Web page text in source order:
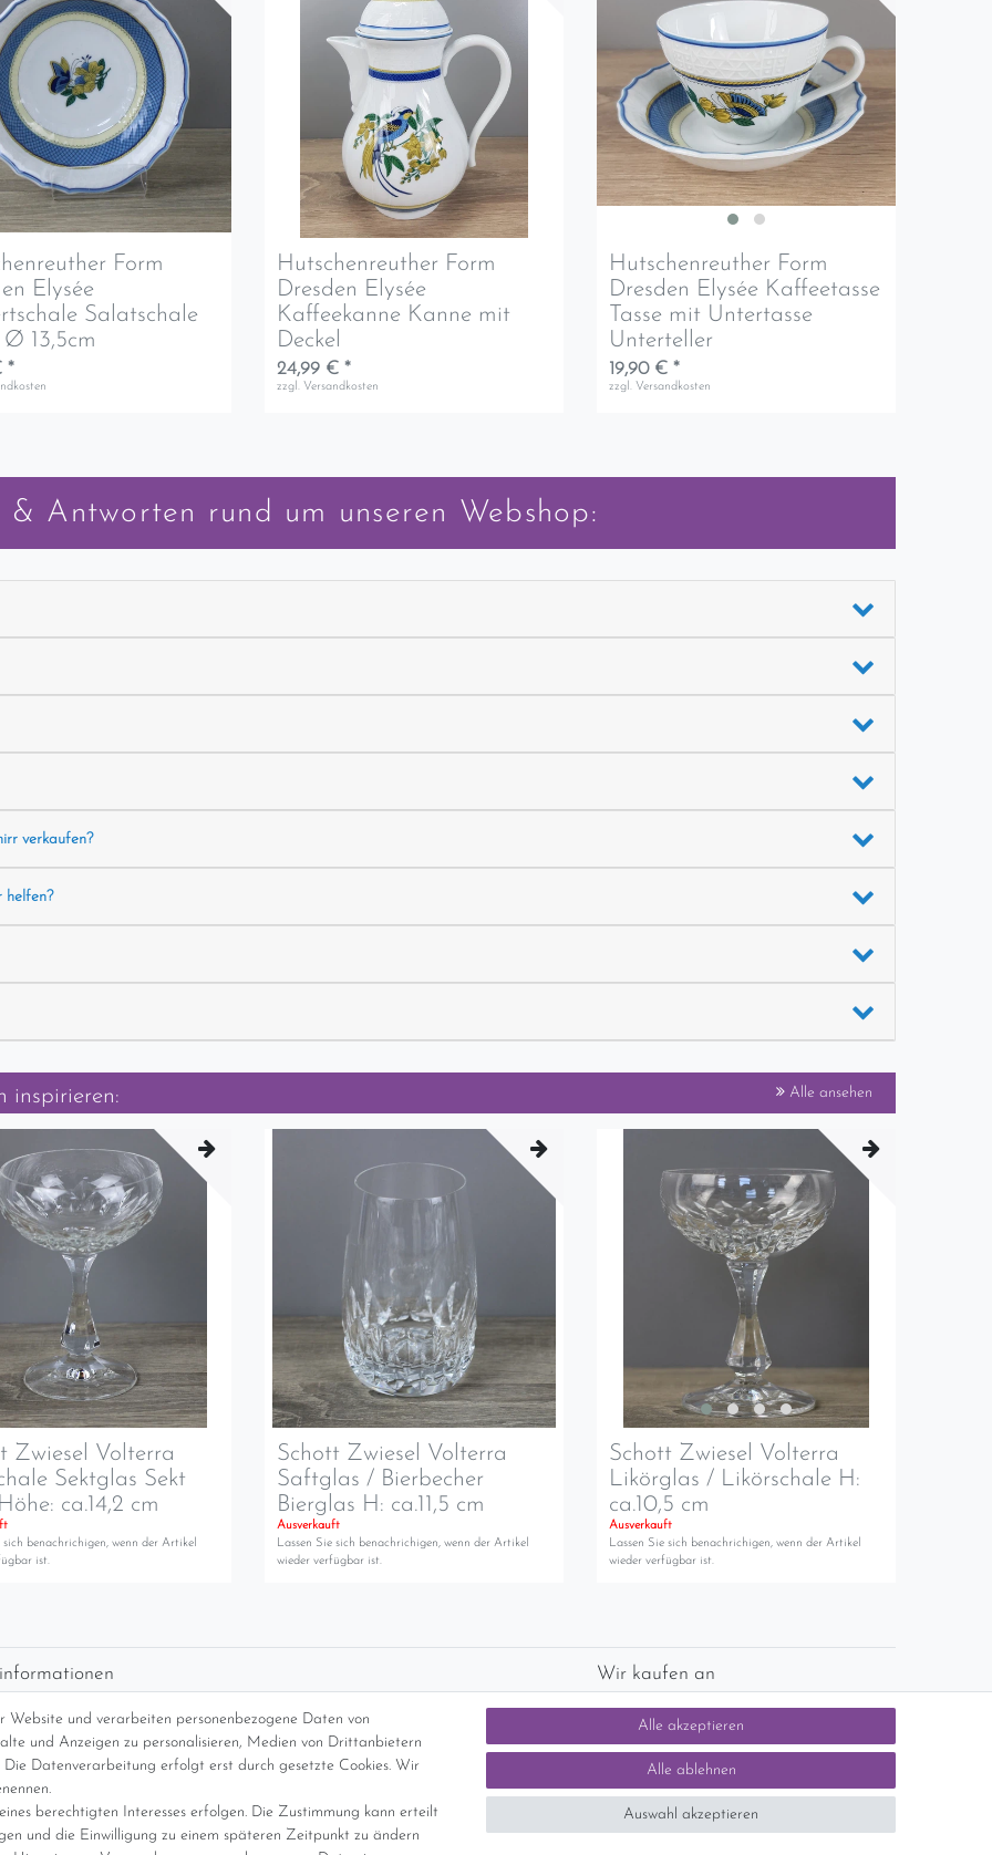
Form
Elysée
Salatschale
13,5cm
*
Hutschenreuther Form
Dresden Elysée
Kaffeekanne Kanne mit
Deckel
24,99 € *
zzgl. Versandkosten
Hutschenreuther Form
Dresden Elysée Kaffeetasse
Tasse mit Untertasse
Unterteller
19,90 € *
zzgl. Versandkosten
& Antworten rund um unseren Webshop:
verkaufen?
helfen?
inspirieren: Alle ansehen
Zwiesel Volterra
Sektglas Sekt
ca.14,2 cm
sich benachrichigen, wenn der Artikel
ist.
Schott Zwiesel Volterra
Saftglas / Bierbecher
Bierglas H: ca.11,5 cm
Ausverkauft
Lassen Sie sich benachrichigen, wenn der Artikel
wieder verfügbar ist.
Schott Zwiesel Volterra
Likörglas / Likörschale H:
ca.10,5 cm
Ausverkauft
Lassen Sie sich benachrichigen, wenn der Artikel
wieder verfügbar ist.
Website und verarbeiten personenbezogene Daten von
und Anzeigen zu personalisieren, Medien von Drittanbietern
Datenverarbeitung erfolgt erst durch gesetzte Cookies. Wir
berechtigten Interesses erfolgen. Die Zustimmung kann erteilt
und die Einwilligung zu einem späteren Zeitpunkt zu ändern
Alle akzeptieren
Alle ablehnen
Auswahl akzeptieren
Lieferung ab 150 Euro Warenwert (innerhalb Deutschlands)
Internationale Versandkosten
Wir kaufen an
kaufen wir dieses an. Einfach unverbindliches
Angebot anfordern.
gem. § 25a UStG der Differenzbesteuerung, ein Ausweis der Mehrwertsteuer auf der Rechnung erfolgt nicht.)